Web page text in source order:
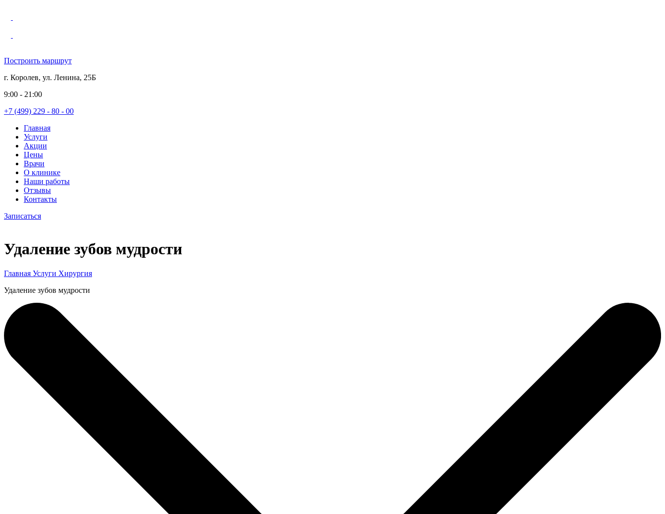
Построить маршрут
г. Королев, ул. Ленина, 25Б
9:00 - 21:00
+7 (499) 229 - 80 - 00
Главная
Услуги
Акции
Цены
Врачи
О клинике
Наши работы
Отзывы
Контакты
Записаться
Удаление зубов мудрости
Главная Услуги Хирургия
Удаление зубов мудрости